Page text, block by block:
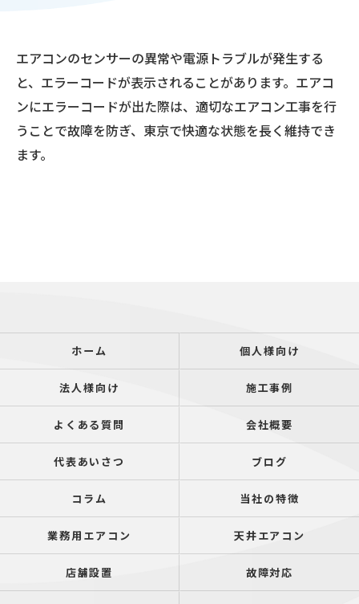
エアコンのセンサーの異常や電源トラブルが発生する
と、エラーコードが表示されることがあります。エアコ
ンにエラーコードが出た際は、適切なエアコン工事を行
うことで故障を防ぎ、東京で快適な状態を長く維持でき
ます。
ホーム 個人様向け
法人様向け 施工事例
よくある質問 会社概要
代表あいさつ ブログ
コラム 当社の特徴
業務用エアコン 天井エアコン
店舗設置 故障対応